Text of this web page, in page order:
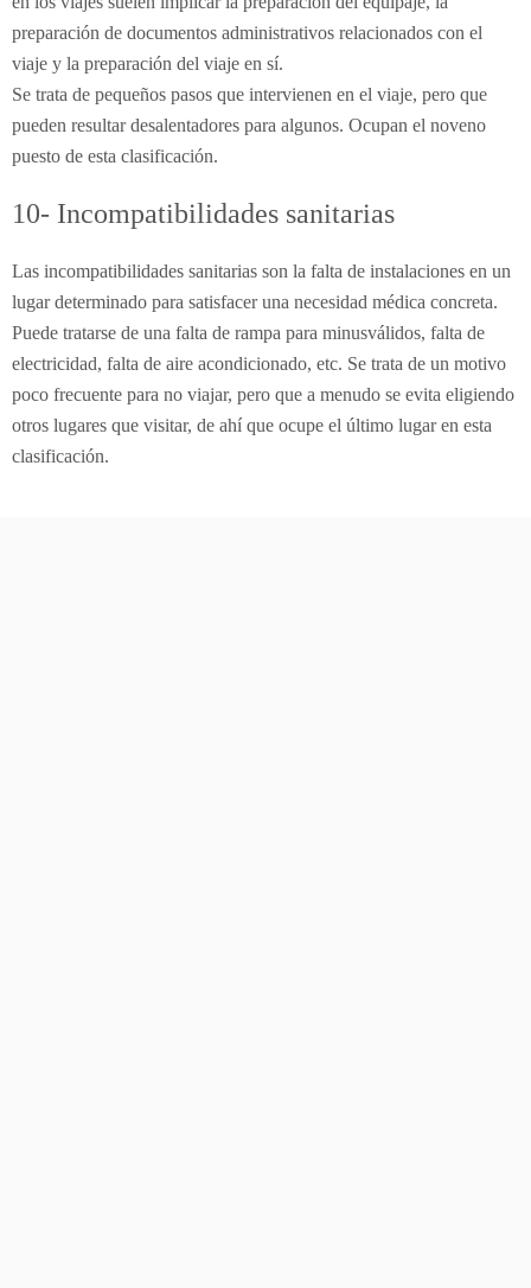
preparación de documentos administrativos relacionados con el
viaje y la preparación del viaje en sí.
Se trata de pequeños pasos que intervienen en el viaje, pero que
pueden resultar desalentadores para algunos. Ocupan el noveno
puesto de esta clasificación.
10- Incompatibilidades sanitarias
Las incompatibilidades sanitarias son la falta de instalaciones en un
lugar determinado para satisfacer una necesidad médica concreta.
Puede tratarse de una falta de rampa para minusválidos, falta de
electricidad, falta de aire acondicionado, etc. Se trata de un motivo
poco frecuente para no viajar, pero que a menudo se evita eligiendo
otros lugares que visitar, de ahí que ocupe el último lugar en esta
clasificación.